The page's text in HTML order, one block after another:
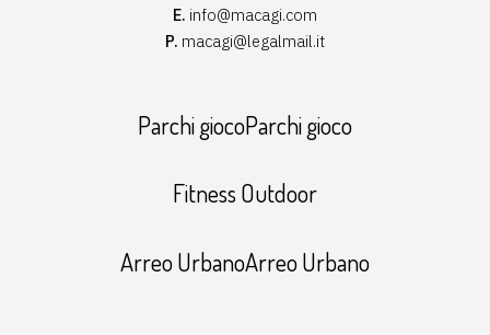
E. info@macagi.com
P. macagi@legalmail.it
Parchi giocoParchi gioco
Fitness Outdoor
Arreo UrbanoArreo Urbano